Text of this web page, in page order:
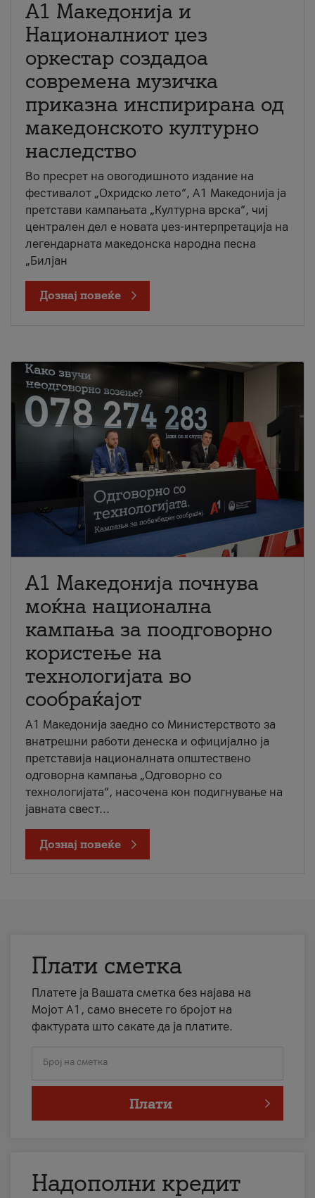
А1 Македонија и
Националниот џез
оркестар создадоа
современа музичка
приказна инспирирана од
македонското културно
наследство
Во пресрет на овогодишното издание на
фестивалот „Охридско лето“, А1 Македонија ја
претстави кампањата „Културна врска“, чиј
централен дел е новата џез-интерпретација на
легендарната македонска народна песна
„Билјан
Дознај повеќе
A1 Македонија почнува
моќна национална
кампања за поодговорно
користење на
технологијата во
сообраќајот
A1 Македонија заедно со Министерството за
внатрешни работи денеска и официјално ја
претставија националната општествено
одговорна кампања „Одговорно со
технологијата“, насочена кон подигнување на
јавната свест...
Дознај повеќе
Плати сметка
Платете ја Вашата сметка без најава на
Мојот А1, само внесете го бројот на
фактурата што сакате да ја платите.
Број на сметка
Плати
Надополни кредит